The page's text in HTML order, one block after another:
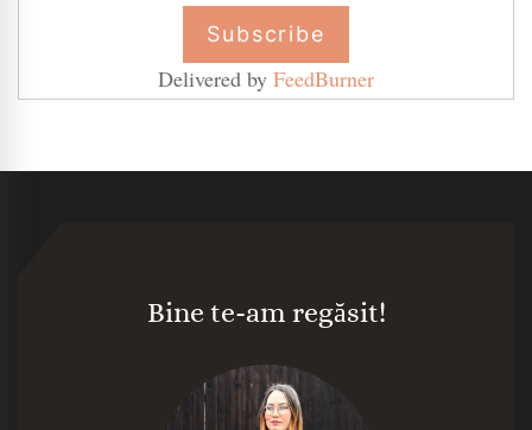
Delivered by FeedBurner
Bine te-am regăsit!